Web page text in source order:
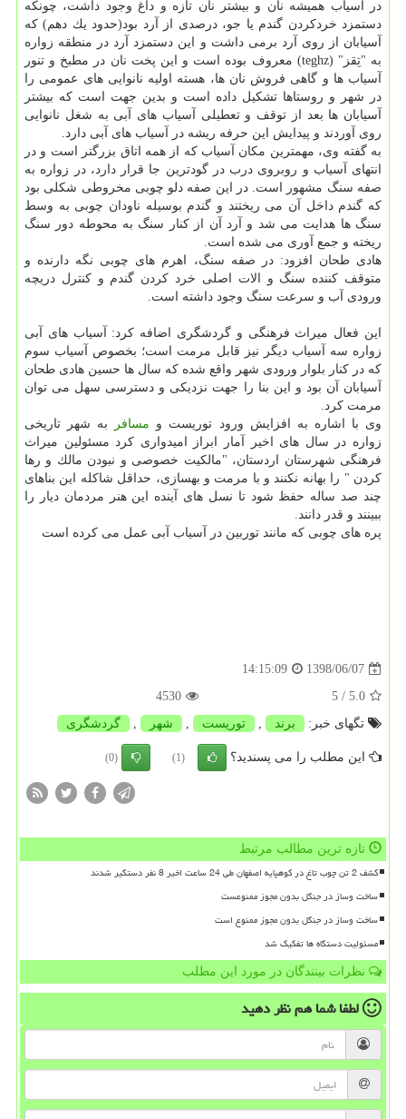
در آسیاب همیشه نان و بیشتر نان تازه و داغ وجود داشت، چونكه
دستمزد خردكردن گندم یا جو، درصدی از آرد بود(حدود یك دهم) كه
آسیابان از روی آرد برمی داشت و این دستمزد آرد در منطقه زواره
به "تِقز" (teghz) معروف بوده است و این پخت نان در مطبخ و تنور
آسیاب ها و گاهی فروش نان ها، هسته اولیه نانوایی های عمومی را
در شهر و روستاها تشكیل داده است و بدین جهت است كه بیشتر
آسیابان ها بعد از توقف و تعطیلی آسیاب های آبی به شغل نانوایی
روی آوردند و پیدایش این حرفه ریشه در آسیاب های آبی دارد.
به گفته وی، مهمترین مكان آسیاب كه از همه اتاق بزرگتر است و در
انتهای آسیاب و روبروی درب در گودترین جا قرار دارد، در زواره به
صفه سنگ مشهور است. در این صفه دلو چوبی مخروطی شكلی بود
كه گندم داخل آن می ریختند و گندم بوسیله ناودان چوبی به وسط
سنگ ها هدایت می شد و آرد آن از كنار سنگ به محوطه دور سنگ
ریخته و جمع آوری می شده است.
هادی طحان افزود: در صفه سنگ، اهرم های چوبی نگه دارنده و
متوقف كننده سنگ و الات اصلی خرد كردن گندم و كنترل دریچه
ورودی آب و سرعت سنگ وجود داشته است.
این فعال میراث فرهنگی و گردشگری اضافه كرد: آسیاب های آبی
زواره سه آسیاب دیگر نیز قابل مرمت است؛ بخصوص آسیاب سوم
كه در كنار بلوار ورودی شهر واقع شده كه سال ها حسین هادی طحان
آسیابان آن بود و این بنا را جهت نزدیكی و دسترسی سهل می توان
مرمت كرد.
وی با اشاره به افزایش ورود توریست و مسافر
به شهر تاریخی
زواره در سال های اخیر آمار ابراز امیدواری كرد مسئولین میراث
فرهنگی شهرستان اردستان، "مالكیت خصوصی و نبودن مالك و رها
كردن " را بهانه نكنند و با مرمت و بهسازی، حداقل شاكله این بناهای
چند صد ساله حفظ شود تا نسل های آینده این هنر مردمان دیار را
ببینند و قدر دانند.
پره های چوبی كه مانند توربین در آسیاب آبی عمل می كرده است
1398/06/07
14:15:09
5.0
/ 5
4530
تگهای خبر:
برند , توریست , شهر , گردشگری
این مطلب را می پسندید؟ (1)
(0)
تازه ترین مطالب مرتبط
کشف 2 تن چوب تاغ در کوهپایه اصفهان طی 24 ساعت اخیر 8 نفر دستگیر شدند
ساخت وساز در جنگل بدون مجوز ممنوعست
ساخت وساز در جنگل بدون مجوز ممنوع است
مسئولیت دستگاه ها تفکیک شد
نظرات بینندگان در مورد این مطلب
لطفا شما همنظر دهید